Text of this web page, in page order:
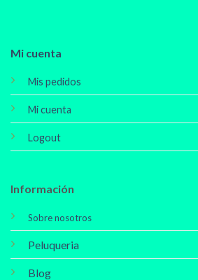
Mi cuenta
Mis pedidos
Mi cuenta
Logout
Información
Sobre nosotros
Peluqueria
Blog